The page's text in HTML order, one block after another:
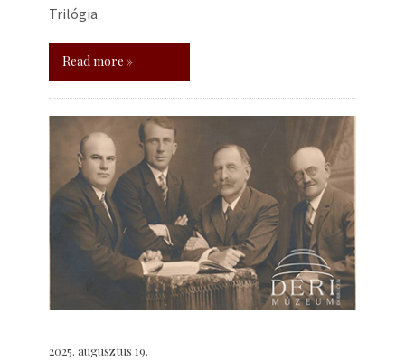
Trilógia
Read more »
2025. augusztus 19.